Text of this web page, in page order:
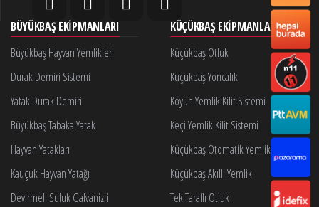
BÜYÜKBAŞ EKIPMANLARI
Büyükbaş Hayvan Yemlikleri
Durak Demiri Sistemi
Yatak Durak Demiri
Büyükbaş Tabaka Yatak
Hayvan Yatakları
Kauçuk Hayvan Yatağı
Devirmeli Suluk Galvanizli
KÜÇÜKBAŞ EKIPMANLARI
Küçükbaş Otluk
Küçükbaş Yoncalık
Koyun Yemlik Kilit Sistemi
Keçi Yemlik Kilit Sistemi
Küçükbaş Otomatik Yemlik Kilidi
Küçükbaş Akıllı Yemlik
Tek Taraflı Otluk